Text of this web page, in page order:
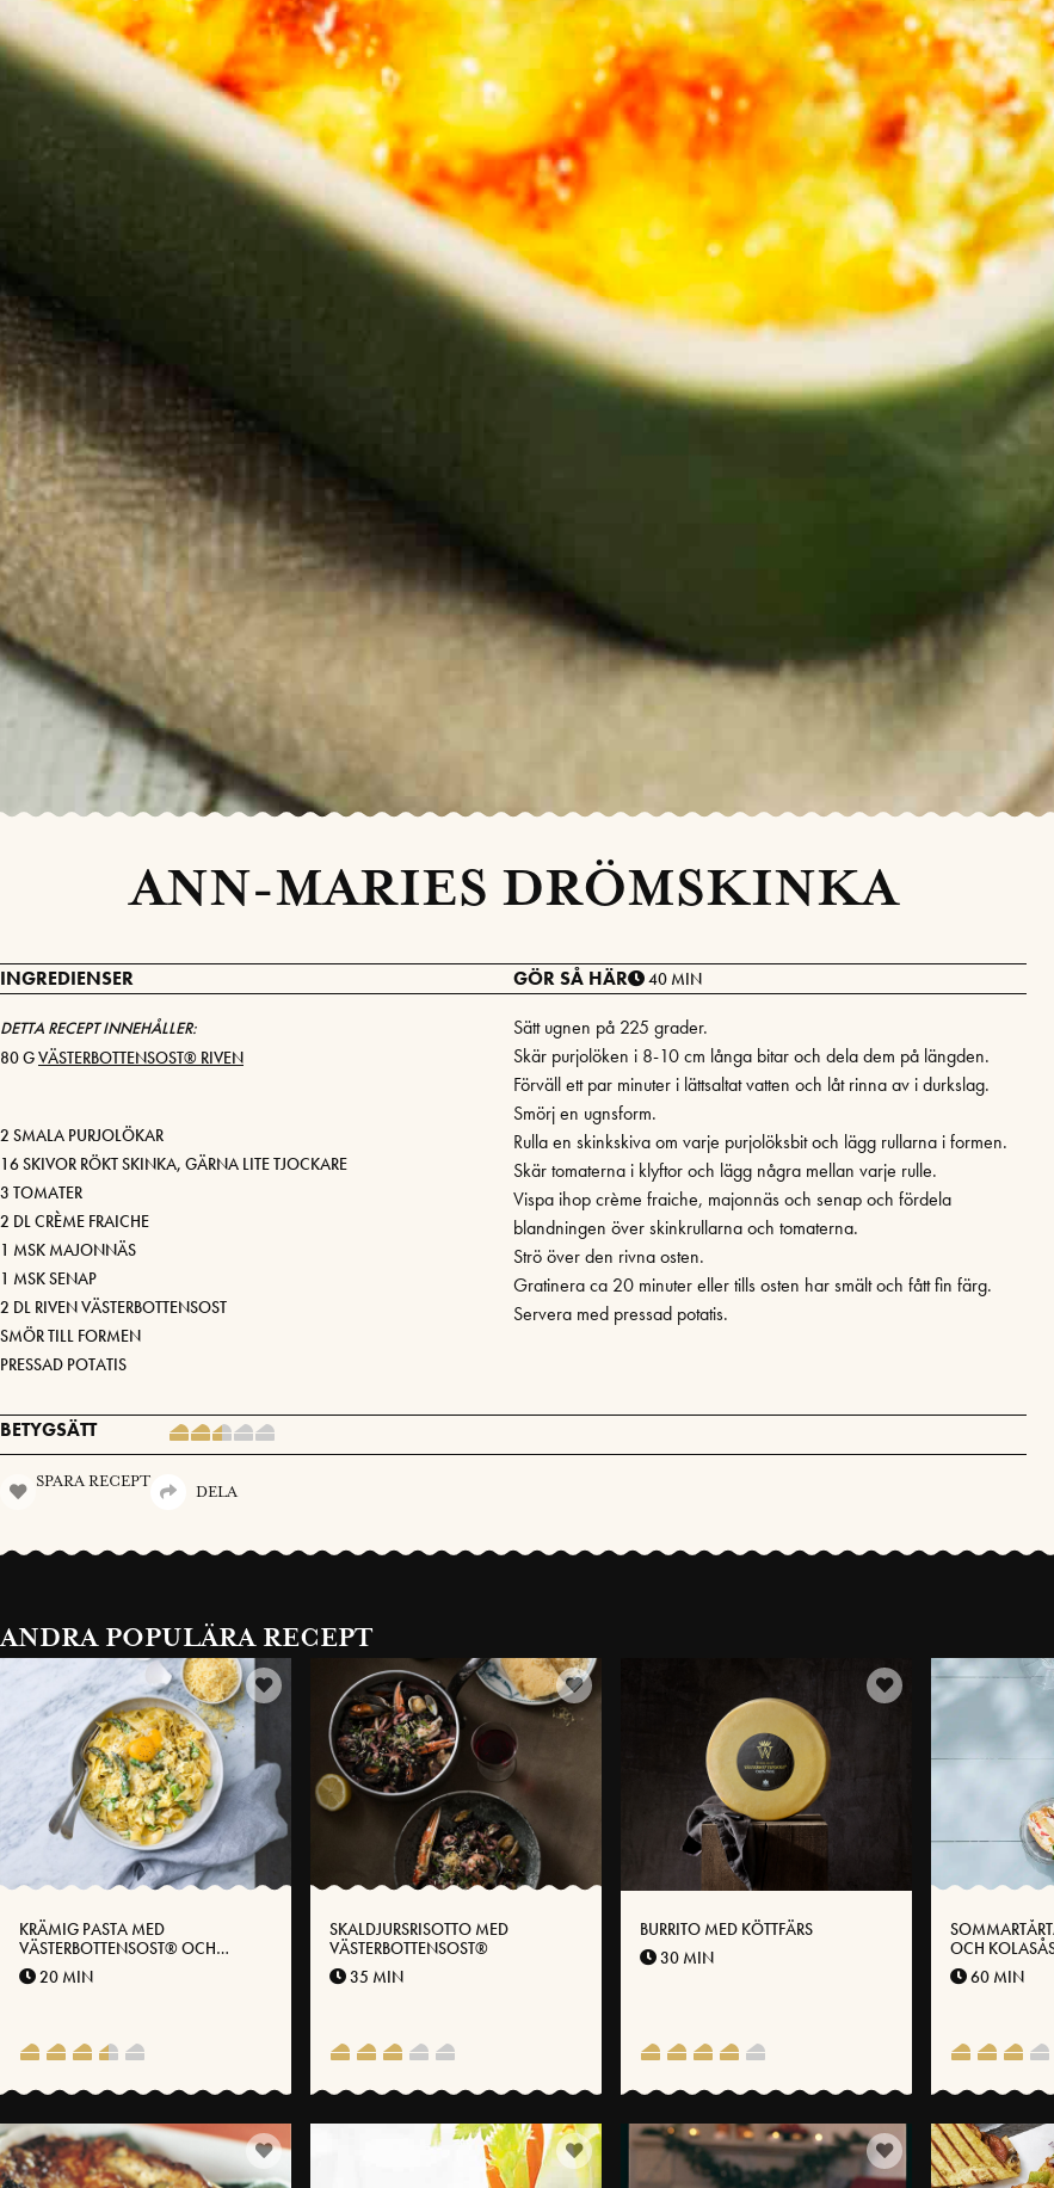
ANN-MARIES DRÖMSKINKA
INGREDIENSER
DETTA RECEPT INNEHÅLLER:
80 GVÄSTERBOTTENSOST® RIVEN
2 SMALA PURJOLÖKAR
16 SKIVOR RÖKT SKINKA, GÄRNA LITE TJOCKARE
3 TOMATER
2 DL CRÈME FRAICHE
1 MSK MAJONNÄS
1 MSK SENAP
2 DL RIVEN VÄSTERBOTTENSOST
SMÖR TILL FORMEN
PRESSAD POTATIS
GÖR SÅ HÄR 40 MIN
Sätt ugnen på 225 grader.
Skär purjolöken i 8-10 cm långa bitar och dela dem på längden.
Förväll ett par minuter i lättsaltat vatten och låt rinna av i durkslag.
Smörj en ugnsform.
Rulla en skinkskiva om varje purjolöksbit och lägg rullarna i formen.
Skär tomaterna i klyftor och lägg några mellan varje rulle.
Vispa ihop crème fraiche, majonnäs och senap och fördela
blandningen över skinkrullarna och tomaterna.
Strö över den rivna osten.
Gratinera ca 20 minuter eller tills osten har smält och fått fin färg.
Servera med pressad potatis.
BETYGSÄTT
SPARA RECEPT
DELA
ANDRA POPULÄRA RECEPT
KRÄMIG PASTA MED
VÄSTERBOTTENSOST® OCH
SPARRIS
20 MIN
SKALDJURSRISOTTO MED
VÄSTERBOTTENSOST®
35 MIN
BURRITO MED KÖTTFÄRS
30 MIN
OCH
60 MIN